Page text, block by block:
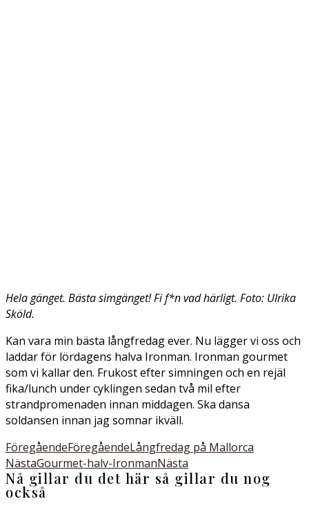
Hela gänget. Bästa simgänget! Fi f*n vad härligt. Foto: Ulrika
Sköld.
Kan vara min bästa långfredag ever. Nu lägger vi oss och
laddar för lördagens halva Ironman. Ironman gourmet
som vi kallar den. Frukost efter simningen och en rejäl
fika/lunch under cyklingen sedan två mil efter
strandpromenaden innan middagen. Ska dansa
soldansen innan jag somnar ikväll.
FöregåendeFöregåendeLångfredag på Mallorca
NästaGourmet-halv-IronmanNästa
Nå gillar du det här så gillar du nog
också